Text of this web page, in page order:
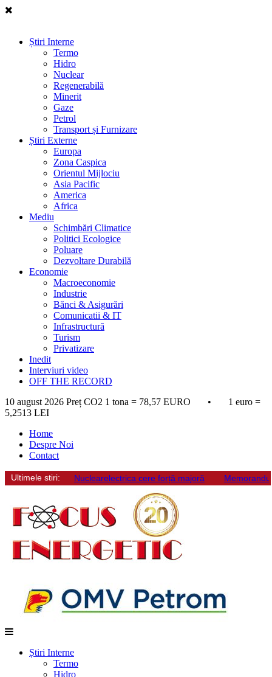
Știri Interne
Termo
Hidro
Nuclear
Regenerabilă
Minerit
Gaze
Petrol
Transport și Furnizare
Știri Externe
Europa
Zona Caspica
Orientul Mijlociu
Asia Pacific
America
Africa
Mediu
Schimbări Climatice
Politici Ecologice
Poluare
Dezvoltare Durabilă
Economie
Macroeconomie
Industrie
Bănci & Asigurări
Comunicatii & IT
Infrastructură
Turism
Privatizare
Inedit
Interviuri video
OFF THE RECORD
10 august 2026 Preț CO2 1 tona = 78,57 EURO • 1 euro =
5,2513 LEI
Home
Despre Noi
Contact
Ultimele stiri: Nuclearelectrica cere forță majoră
Știri Interne
Termo
Hidro